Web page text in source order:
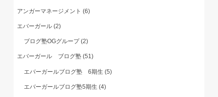
アンガーマネージメント(6)
エバーガール(2)
ブログ塾OGグループ(2)
エバーガール ブログ塾(51)
エバーガールブログ塾 6期生(5)
エバーガールブログ塾5期生(4)